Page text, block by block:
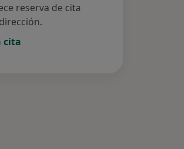
reserva de cita
cita